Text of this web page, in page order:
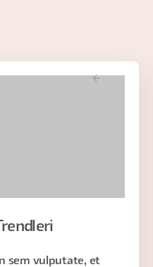
sem vulputate, et